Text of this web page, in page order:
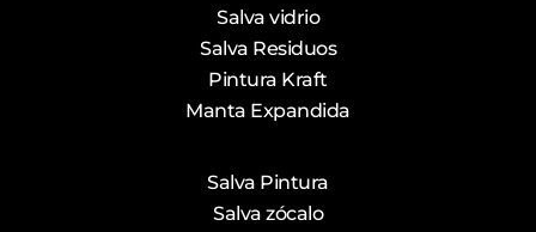
Salva vidrio
Salva Residuos
Pintura Kraft
Manta Expandida
Salva Pintura
Salva zócalo